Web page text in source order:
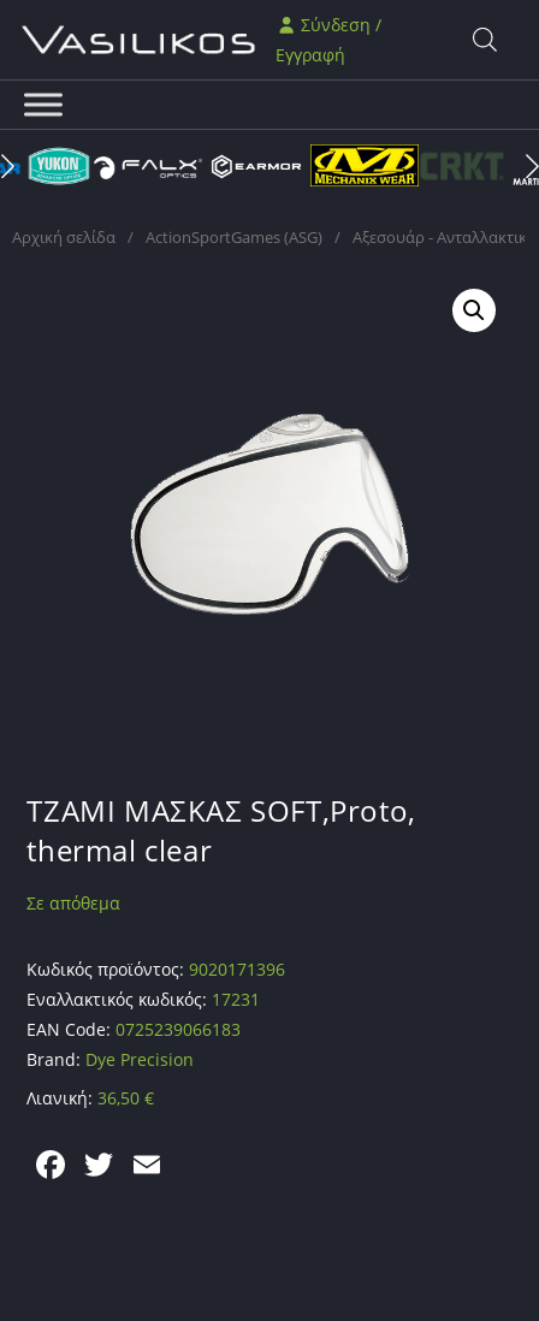
Σύνδεση /
Εγγραφή
Αρχική σελίδα / ActionSportGames (ASG) / Αξεσουάρ - Ανταλλακτικά
ΤΖΑΜΙ ΜΑΣΚΑΣ SOFT,Proto,
thermal clear
Σε απόθεμα
Κωδικός προϊόντος:9020171396
Εναλλακτικός κωδικός: 17231
EAN Code:0725239066183
Brand: Dye Precision
Λιανική:36,50€
F T